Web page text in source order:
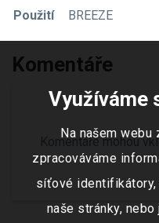
Použití BREEZE
Komentáře
Komentáře mohou
Využíváme
Na našem webu
zpracováváme
síťové identifikátory,
naše stránky,